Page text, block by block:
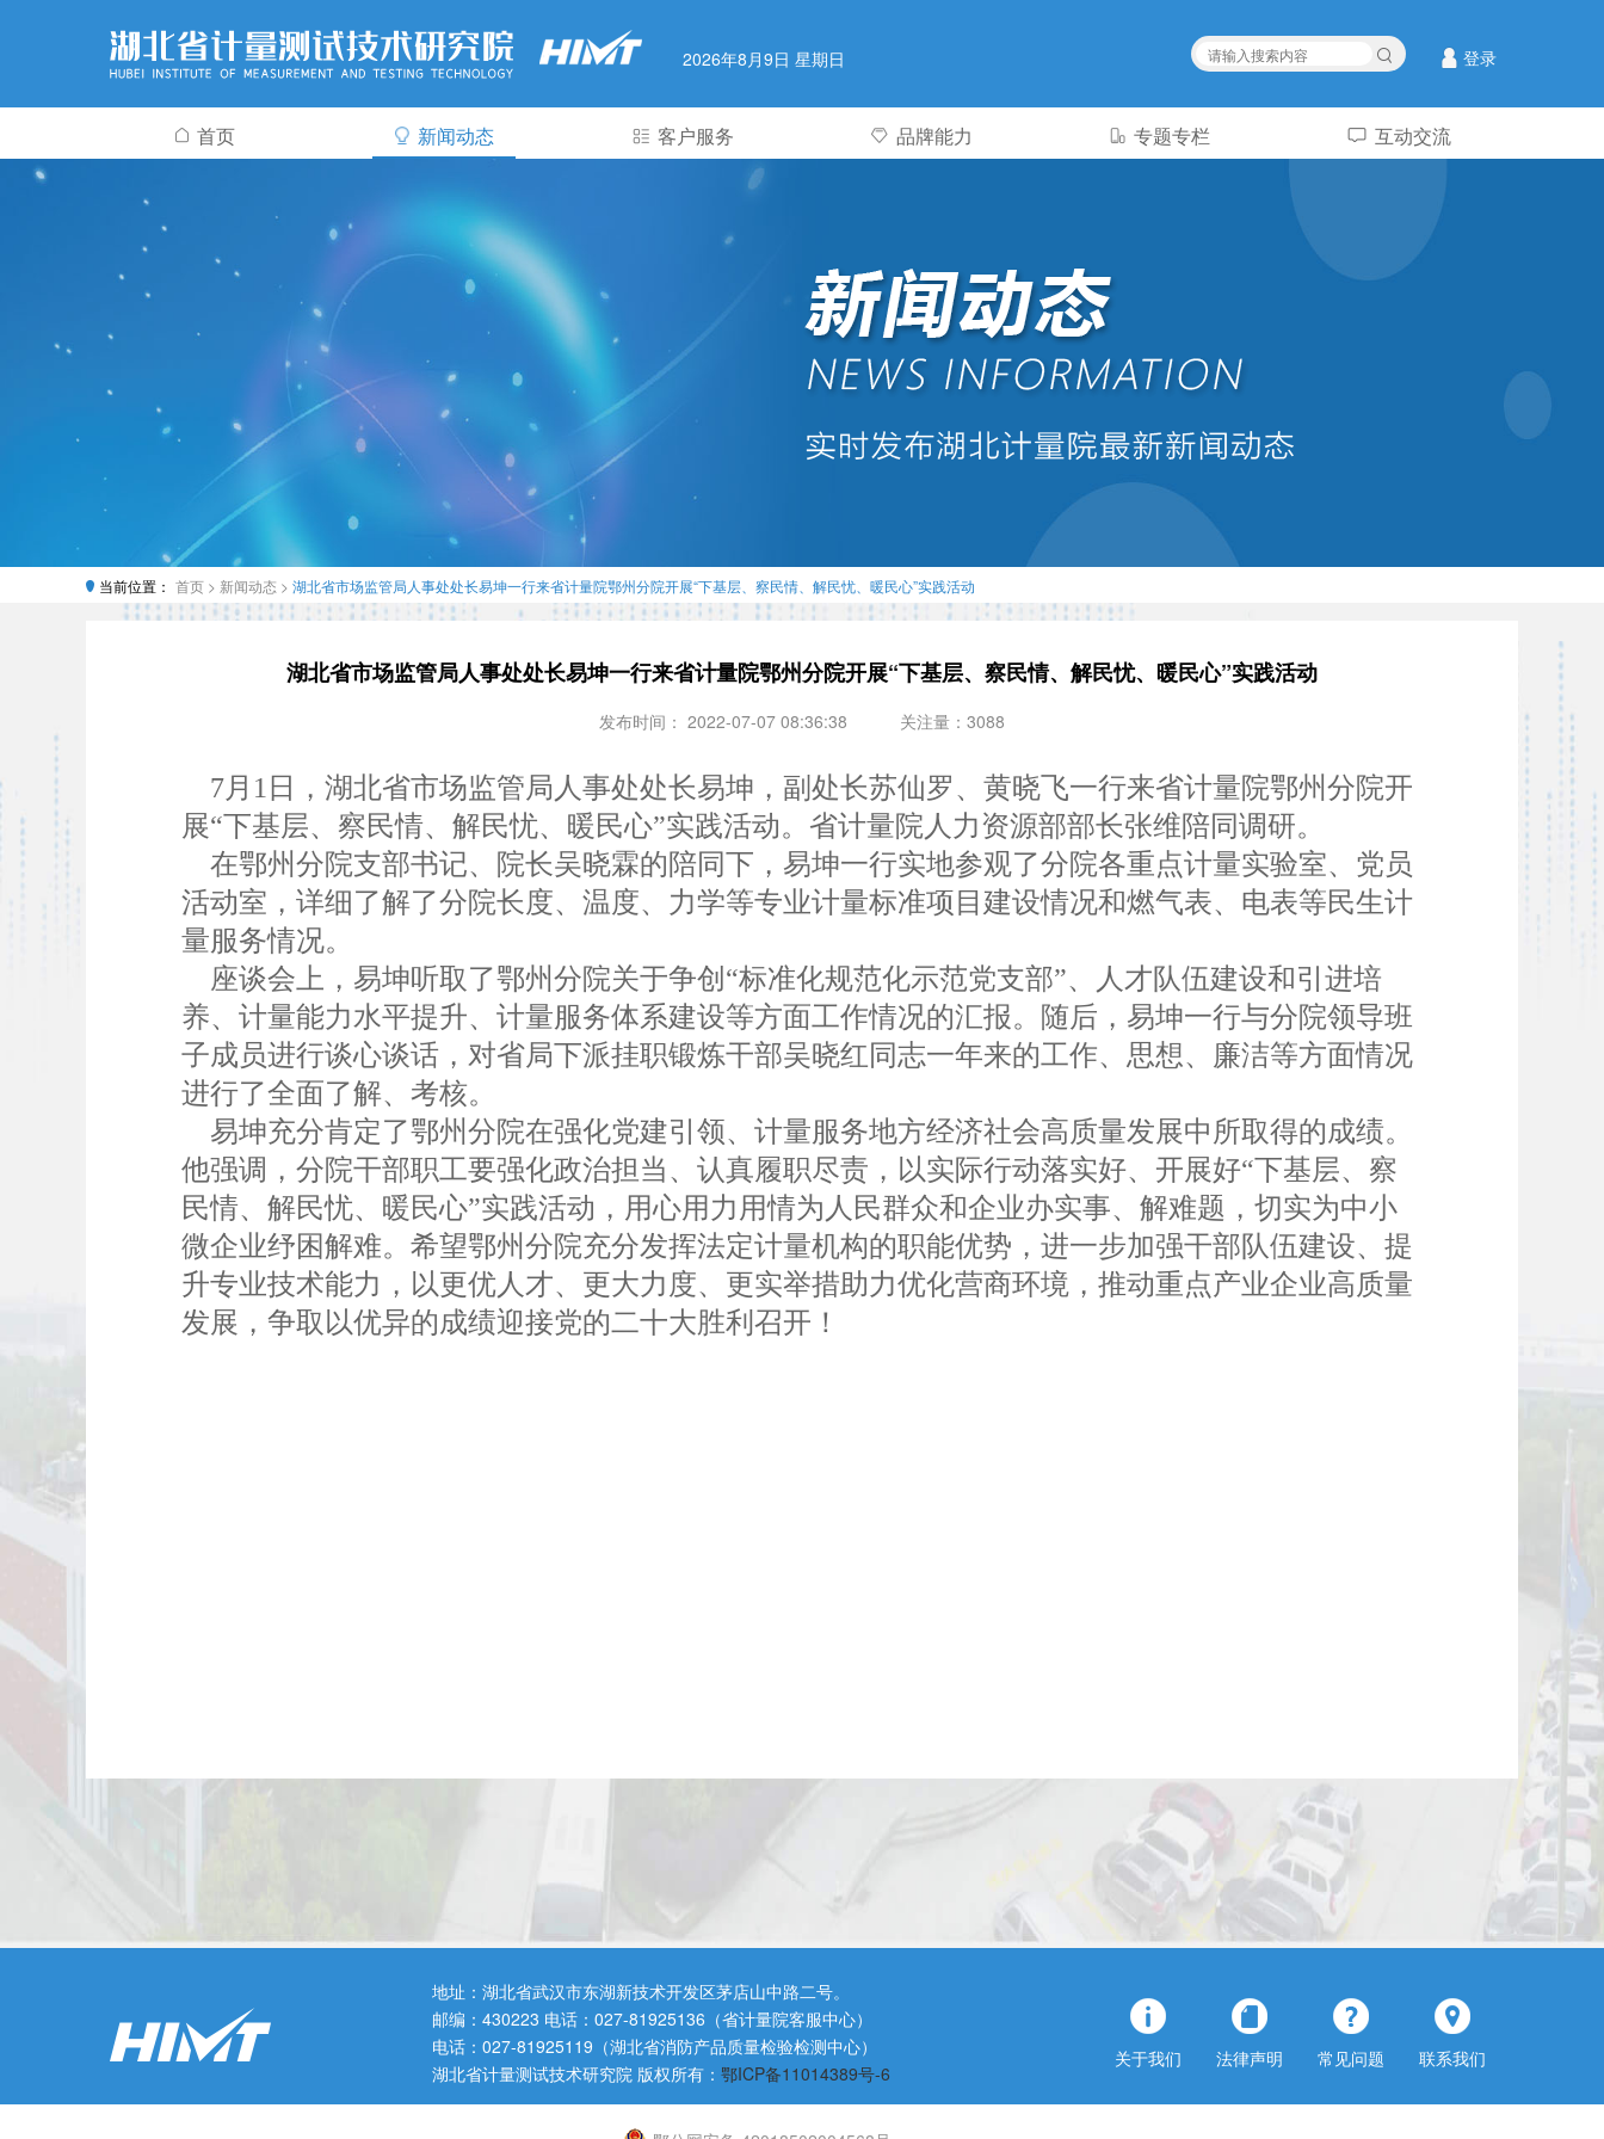
2026年8月9日 星期日 登录
首页 新闻动态 客户服务 品牌能力 专题专栏 互动交流
当前位置： 首页 > 新闻动态 > 湖北省市场监管局人事处处长易坤一行来省计量院鄂州分院开展“下基层、察民情、解民忧、暖民心”实践活动
湖北省市场监管局人事处处长易坤一行来省计量院鄂州分院开展“下基层、察民情、解民忧、暖民心”实践活动
发布时间： 2022-07-07 08:36:38 关注量：3088
7月1日，湖北省市场监管局人事处处长易坤，副处长苏仙罗、黄晓飞一行来省计量院鄂州分院开
展“下基层、察民情、解民忧、暖民心”实践活动。省计量院人力资源部部长张维陪同调研。
在鄂州分院支部书记、院长吴晓霖的陪同下，易坤一行实地参观了分院各重点计量实验室、党员
活动室，详细了解了分院长度、温度、力学等专业计量标准项目建设情况和燃气表、电表等民生计
量服务情况。
座谈会上，易坤听取了鄂州分院关于争创“标准化规范化示范党支部”、人才队伍建设和引进培
养、计量能力水平提升、计量服务体系建设等方面工作情况的汇报。随后，易坤一行与分院领导班
子成员进行谈心谈话，对省局下派挂职锻炼干部吴晓红同志一年来的工作、思想、廉洁等方面情况
进行了全面了解、考核。
易坤充分肯定了鄂州分院在强化党建引领、计量服务地方经济社会高质量发展中所取得的成绩。
他强调，分院干部职工要强化政治担当、认真履职尽责，以实际行动落实好、开展好“下基层、察
民情、解民忧、暖民心”实践活动，用心用力用情为人民群众和企业办实事、解难题，切实为中小
微企业纾困解难。希望鄂州分院充分发挥法定计量机构的职能优势，进一步加强干部队伍建设、提
升专业技术能力，以更优人才、更大力度、更实举措助力优化营商环境，推动重点产业企业高质量
发展，争取以优异的成绩迎接党的二十大胜利召开！
地址：湖北省武汉市东湖新技术开发区茅店山中路二号。
邮编：430223 电话：027-81925136（省计量院客服中心）
电话：027-81925119（湖北省消防产品质量检验检测中心）
湖北省计量测试技术研究院 版权所有： 鄂ICP备11014389号-6
关于我们 法律声明 常见问题 联系我们